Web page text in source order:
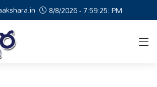
8/8/2026 - 7:59:26: PM